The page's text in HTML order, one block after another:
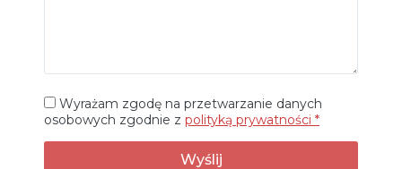
Wyrażam zgodę na przetwarzanie danych
osobowych zgodnie z polityką prywatności *